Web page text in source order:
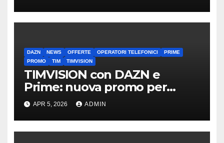
DAZN NEWS OFFERTE OPERATORI TELEFONICI
PRIME
PROMO
TIM TIMVISION
TIMVISION con DAZN e
Prime: nuova promo per
clienti TIM
APR 5, 2026 ADMIN